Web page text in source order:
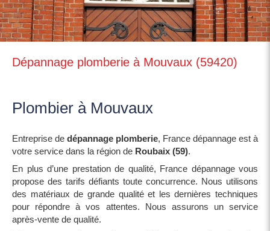
Dépannage plomberie à Mouvaux (59420)
Plombier à Mouvaux
Entreprise de dépannage plomberie, France dépannage est à
votre service dans la région de Roubaix (59).
En plus d’une prestation de qualité, France dépannage vous
propose des tarifs défiants toute concurrence. Nous utilisons
des matériaux de grande qualité et les dernières techniques
pour répondre à vos attentes. Nous assurons un service
après-vente de qualité.